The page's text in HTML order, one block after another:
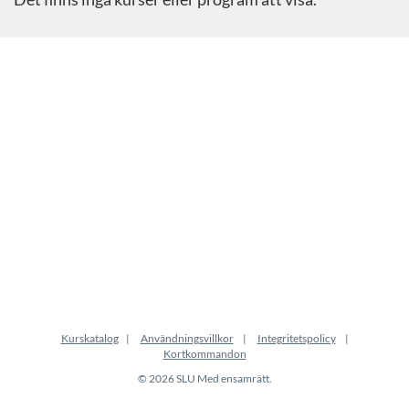
Kurskatalog Användningsvillkor
Integritetspolicy
Kortkommandon
© 2026 SLU Med ensamrätt.